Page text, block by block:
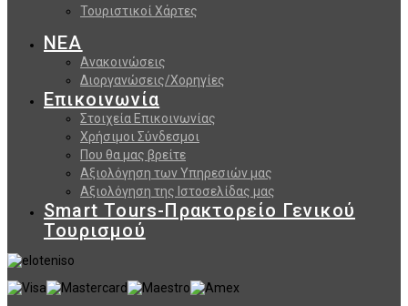
Τουριστικοί Χάρτες
ΝΕΑ
Ανακοινώσεις
Διοργανώσεις/Χορηγίες
Επικοινωνία
Στοιχεία Επικοινωνίας
Χρήσιμοι Σύνδεσμοι
Που θα μας βρείτε
Αξιολόγηση των Υπηρεσιών μας
Αξιολόγηση της Ιστοσελίδας μας
Smart Tours-Πρακτορείο Γενικού
Τουρισμού